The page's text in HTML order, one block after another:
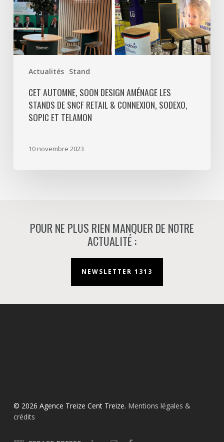
Actualités Stand
stands
de
SNCF
Retail
Connexion,
SOPIC
Telamon
CET AUTOMNE, SOON DESIGN AMÉNAGE LES
STANDS DE SNCF RETAIL & CONNEXION, SODEXO,
SOPIC ET TELAMON
10 novembre 2023
POUR NE PLUS RIEN MANQUER DE NOTRE
ACTUALITÉ :
NEWSLETTER 1313
© 2026 Agence Treize Cent Treize. Mentions légales &
crédits